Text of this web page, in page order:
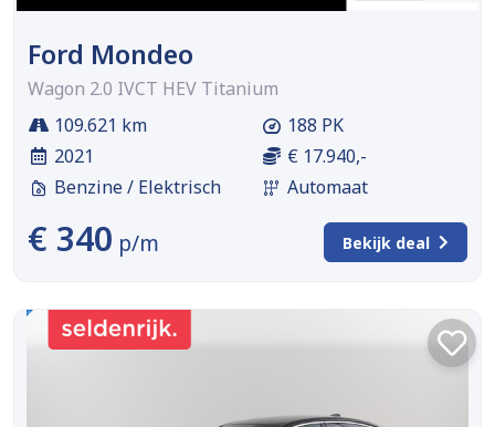
Ford Mondeo
Wagon 2.0 IVCT HEV Titanium
109.621 km
2021
Benzine / Elektrisch
188 PK
€ 17.940,-
Automaat
€ 340 p/m Bekijk deal